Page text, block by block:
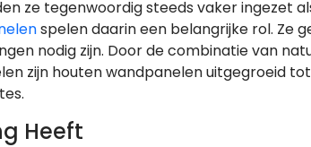
ze tegenwoordig steeds vaker ingezet
spelen daarin een belangrijke rol. Ze
nodig zijn. Door de combinatie van
zijn houten wandpanelen uitgegroeid
Heeft